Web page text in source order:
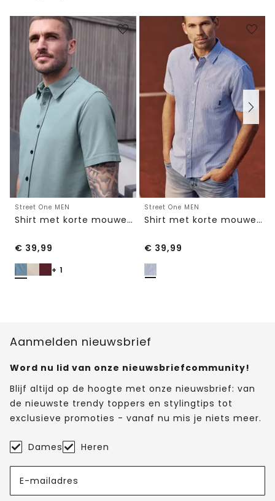
Street One MEN
Shirt met korte mouwen in piquékwaliteit
€ 39,99
+ 1
Street One MEN
Shirt met korte mouwen, borstzak en strepen
€ 39,99
Aanmelden nieuwsbrief
Word nu lid van onze nieuwsbriefcommunity!
Blijf altijd op de hoogte met onze nieuwsbrief: van
de nieuwste trendy toppers en stylingtips tot
exclusieve promoties - vanaf nu mis je niets meer.
Dames Heren
E-mailadres